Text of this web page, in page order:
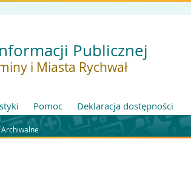
Publicznej
i Miasta Rychwał
Pomoc Deklaracja dostępności
Archiwalne